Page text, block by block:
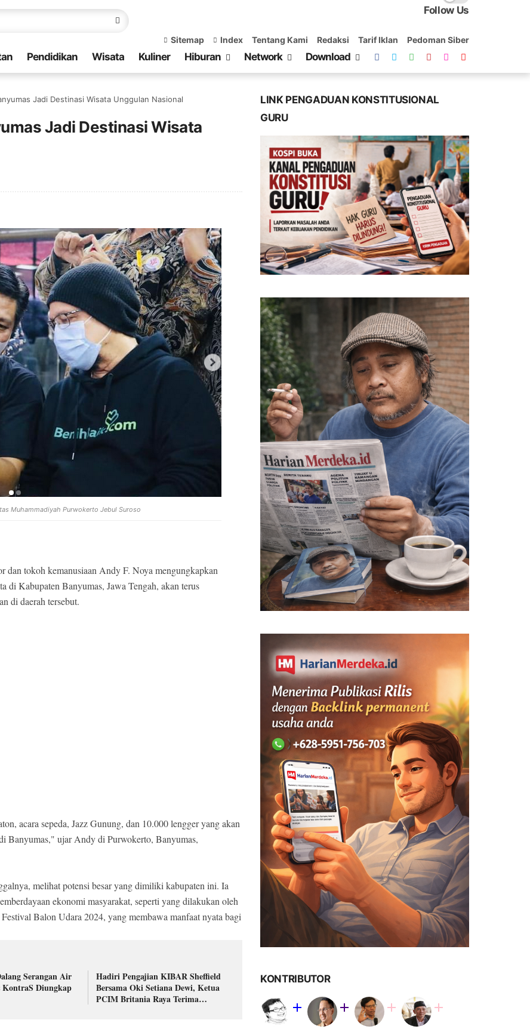
Follow Us
Sitemap Index Tentang Kami Redaksi Tarif Iklan Pedoman Siber
Pendidikan Wisata Kuliner Hiburan Network Download
Jadi Destinasi Wisata Unggulan Nasional
Jadi Destinasi Wisata
Muhammadiyah Purwokerto Jebul Suroso
dan tokoh kemanusiaan Andy F. Noya mengungkapkan
di Kabupaten Banyumas, Jawa Tengah, akan terus
di daerah tersebut.
acara sepeda, Jazz Gunung, dan 10.000 lengger yang akan
Banyumas," ujar Andy di Purwokerto, Banyumas,
melihat potensi besar yang dimiliki kabupaten ini. Ia
ekonomi masyarakat, seperti yang dilakukan oleh
Balon Udara 2024, yang membawa manfaat nyata bagi
Serangan Air
Diungkap
Hadiri Pengajian KIBAR Sheffield
Bersama Oki Setiana Dewi, Ketua
PCIM Britania Raya Terima
LINK PENGADUAN KONSTITUSIONAL
GURU
KONTRIBUTOR